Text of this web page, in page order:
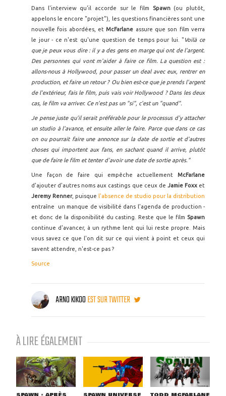
Dans l'interview qu'il accorde sur le film Spawn (ou plutôt,
appelons le encore "projet"), les questions financières sont une
nouvelle fois abordées, etMcFarlane assure que son film verra
le jour - ce n'est qu'une question de temps pour lui. " Voilà ce
que je peux vous dire : il y a des gens en marge qui ont de l'argent.
Des personnes qui vont m'aider à faire ce film. La question est :
allons-nous à Hollywood, pour passer un deal avec eux, rentrer en
production, et faire un retour ? Ou bien est-ce que je prends l'argent
de l'extérieur, fais le film, puis vais voir Hollywood ? Dans les deux
cas, le film va arriver. Ce n'est pas un "si", c'est un "quand".
Je pense juste qu'il serait préférable pour le processus d'y attacher
un studio à l'avance, et ensuite aller le faire. Parce que dans ce cas
on ou pourrait faire une annonce sur la date de sortie et d'autres
choses qui importent aux fans, en sachant quand il arrive, plutôt
que de faire le film et tenter d'avoir une date de sortie après."
Une façon de faire qui empêche actuellement McFarlane
d'ajouter d'autres noms aux castings que ceux de Jamie Foxx et
Jeremy Renner, puisque l'absence de studio pour la distribution
entraîne un manque de visibilité dans l'agenda de production -
et donc de la disponibilité du casting. Reste que le film Spawn
continue d'avancer, à un rythme lent qui lui reste propre. Mais
vous savez ce que l'on dit sur ce qui vient à point et ceux qui
savent attendre, n'est-ce pas ?
Source
ARNO KIKOOEST SUR TWITTER
À LIRE ÉGALEMENT